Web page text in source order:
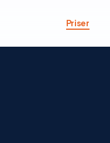
Priser